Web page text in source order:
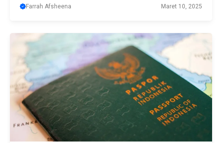
Farrah Afsheena Maret 10, 2025